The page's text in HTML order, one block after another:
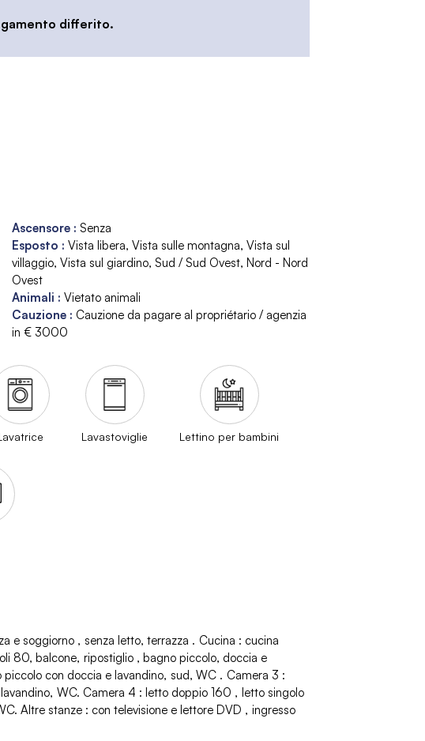
differito.
Ascensore : Senza
Esposto : Vista libera Vista sulle montagna Vista sul
villaggio Vista sul giardino Sud / Sud Ovest Nord - Nord
Ovest
Animali : Vietato animali
Cauzione : Cauzione da pagare al propriétario / agenzia
in € 3000
Lavastoviglie Lettino per bambini
e soggiorno senza letto terrazza Cucina : cucina
80 balcone ripostiglio
bagno piccolo, doccia e
piccolo con doccia e lavandino sud WC Camera 3 :
WC Camera 4 : letto doppio 160
letto singolo
Altre stanze : con televisione e lettore DVD
ingresso